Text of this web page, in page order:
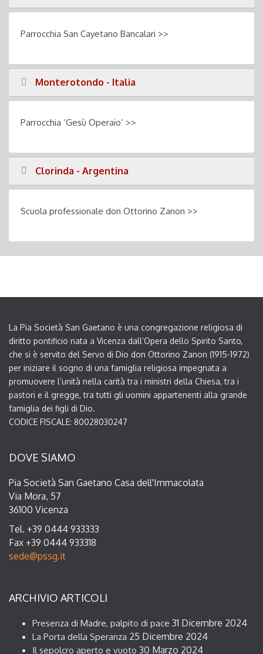
Parrocchia San Cayetano Bancalari >>
Monterotondo - Italia
Parrocchia ‘Gesù Operaio’ >>
Clorinda - Argentina
Scuola professionale don Ottorino Zanon >>
La Pia Società San Gaetano è una congregazione religiosa di
diritto pontificio nata a Vicenza dall’Opera dello Spirito Santo,
che si è servito del Servo di Dio don Ottorino Zanon (1915-1972)
per iniziare il sogno di una famiglia religiosa impegnata a
promuovere l’unità nella carità tra i ministri della Chiesa, tra i
pastori e il gregge, tra tutti gli uomini appartenenti alla grande
famiglia dei figli di Dio.
CODICE FISCALE: 80028030247
DOVE SIAMO
Pia Società San Gaetano Casa dell'Immacolata
Via Mora, 57
36100 Vicenza
Tel. +39 0444 933333
Fax +39 0444 933318
sede@pssg.it
ARCHIVIO ARTICOLI
Presenza di Madre, palpito di pace 31 Dicembre 2024
La Porta della Speranza 25 Dicembre 2024
Il sepolcro aperto e vuoto 30 Marzo 2024